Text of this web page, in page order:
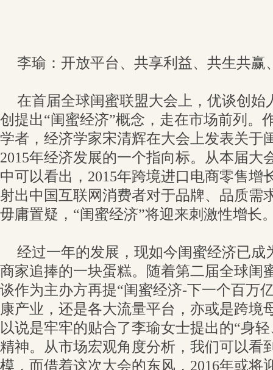
李瑜：开放平台、共享利益、共生共赢
在首届全球闺蜜联盟大会上，优谈创始
创提出“闺蜜经济”概念，走在市场前列。
学者，经济学家宋清辉在大会上发表关于
2015年经济发展的一个指向标。从本届大
中可以看出，2015年跨境进口电商零售增
射出中国互联网消费者对于品牌、品质需
毋庸置疑，“闺蜜经济”将迎来刺激性增长
经过一年的发展，现如今闺蜜经济已成
商家追捧的一块蛋糕。随着第二届全球闺
谈作为主办方再提“闺蜜经济-下一个百万
康产业，还是各大流量平台，亦或是跨境
以说是牢牢的贴合了李瑜女士提出的“身
精神。从市场宏观角度分析，我们可以看
模，而借着这次大会的东风，2016年或将